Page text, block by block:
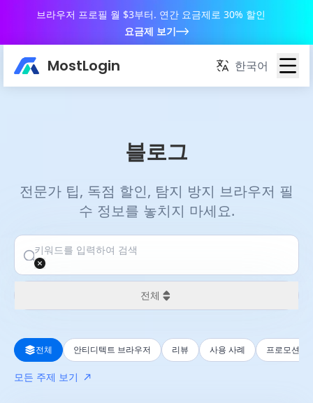
브라우저 프로필 월 $3부터. 연간 요금제로 30% 할인
요금제 보기
MostLogin 한국어
블로그
전문가 팁, 독점 할인, 탐지 방지 브라우저 필
수 정보를 놓치지 마세요.
전체
지난 24시간
지난주
전체 안티디텍트 브라우저 리뷰 사용 사례 프로모션
모든 주제 보기